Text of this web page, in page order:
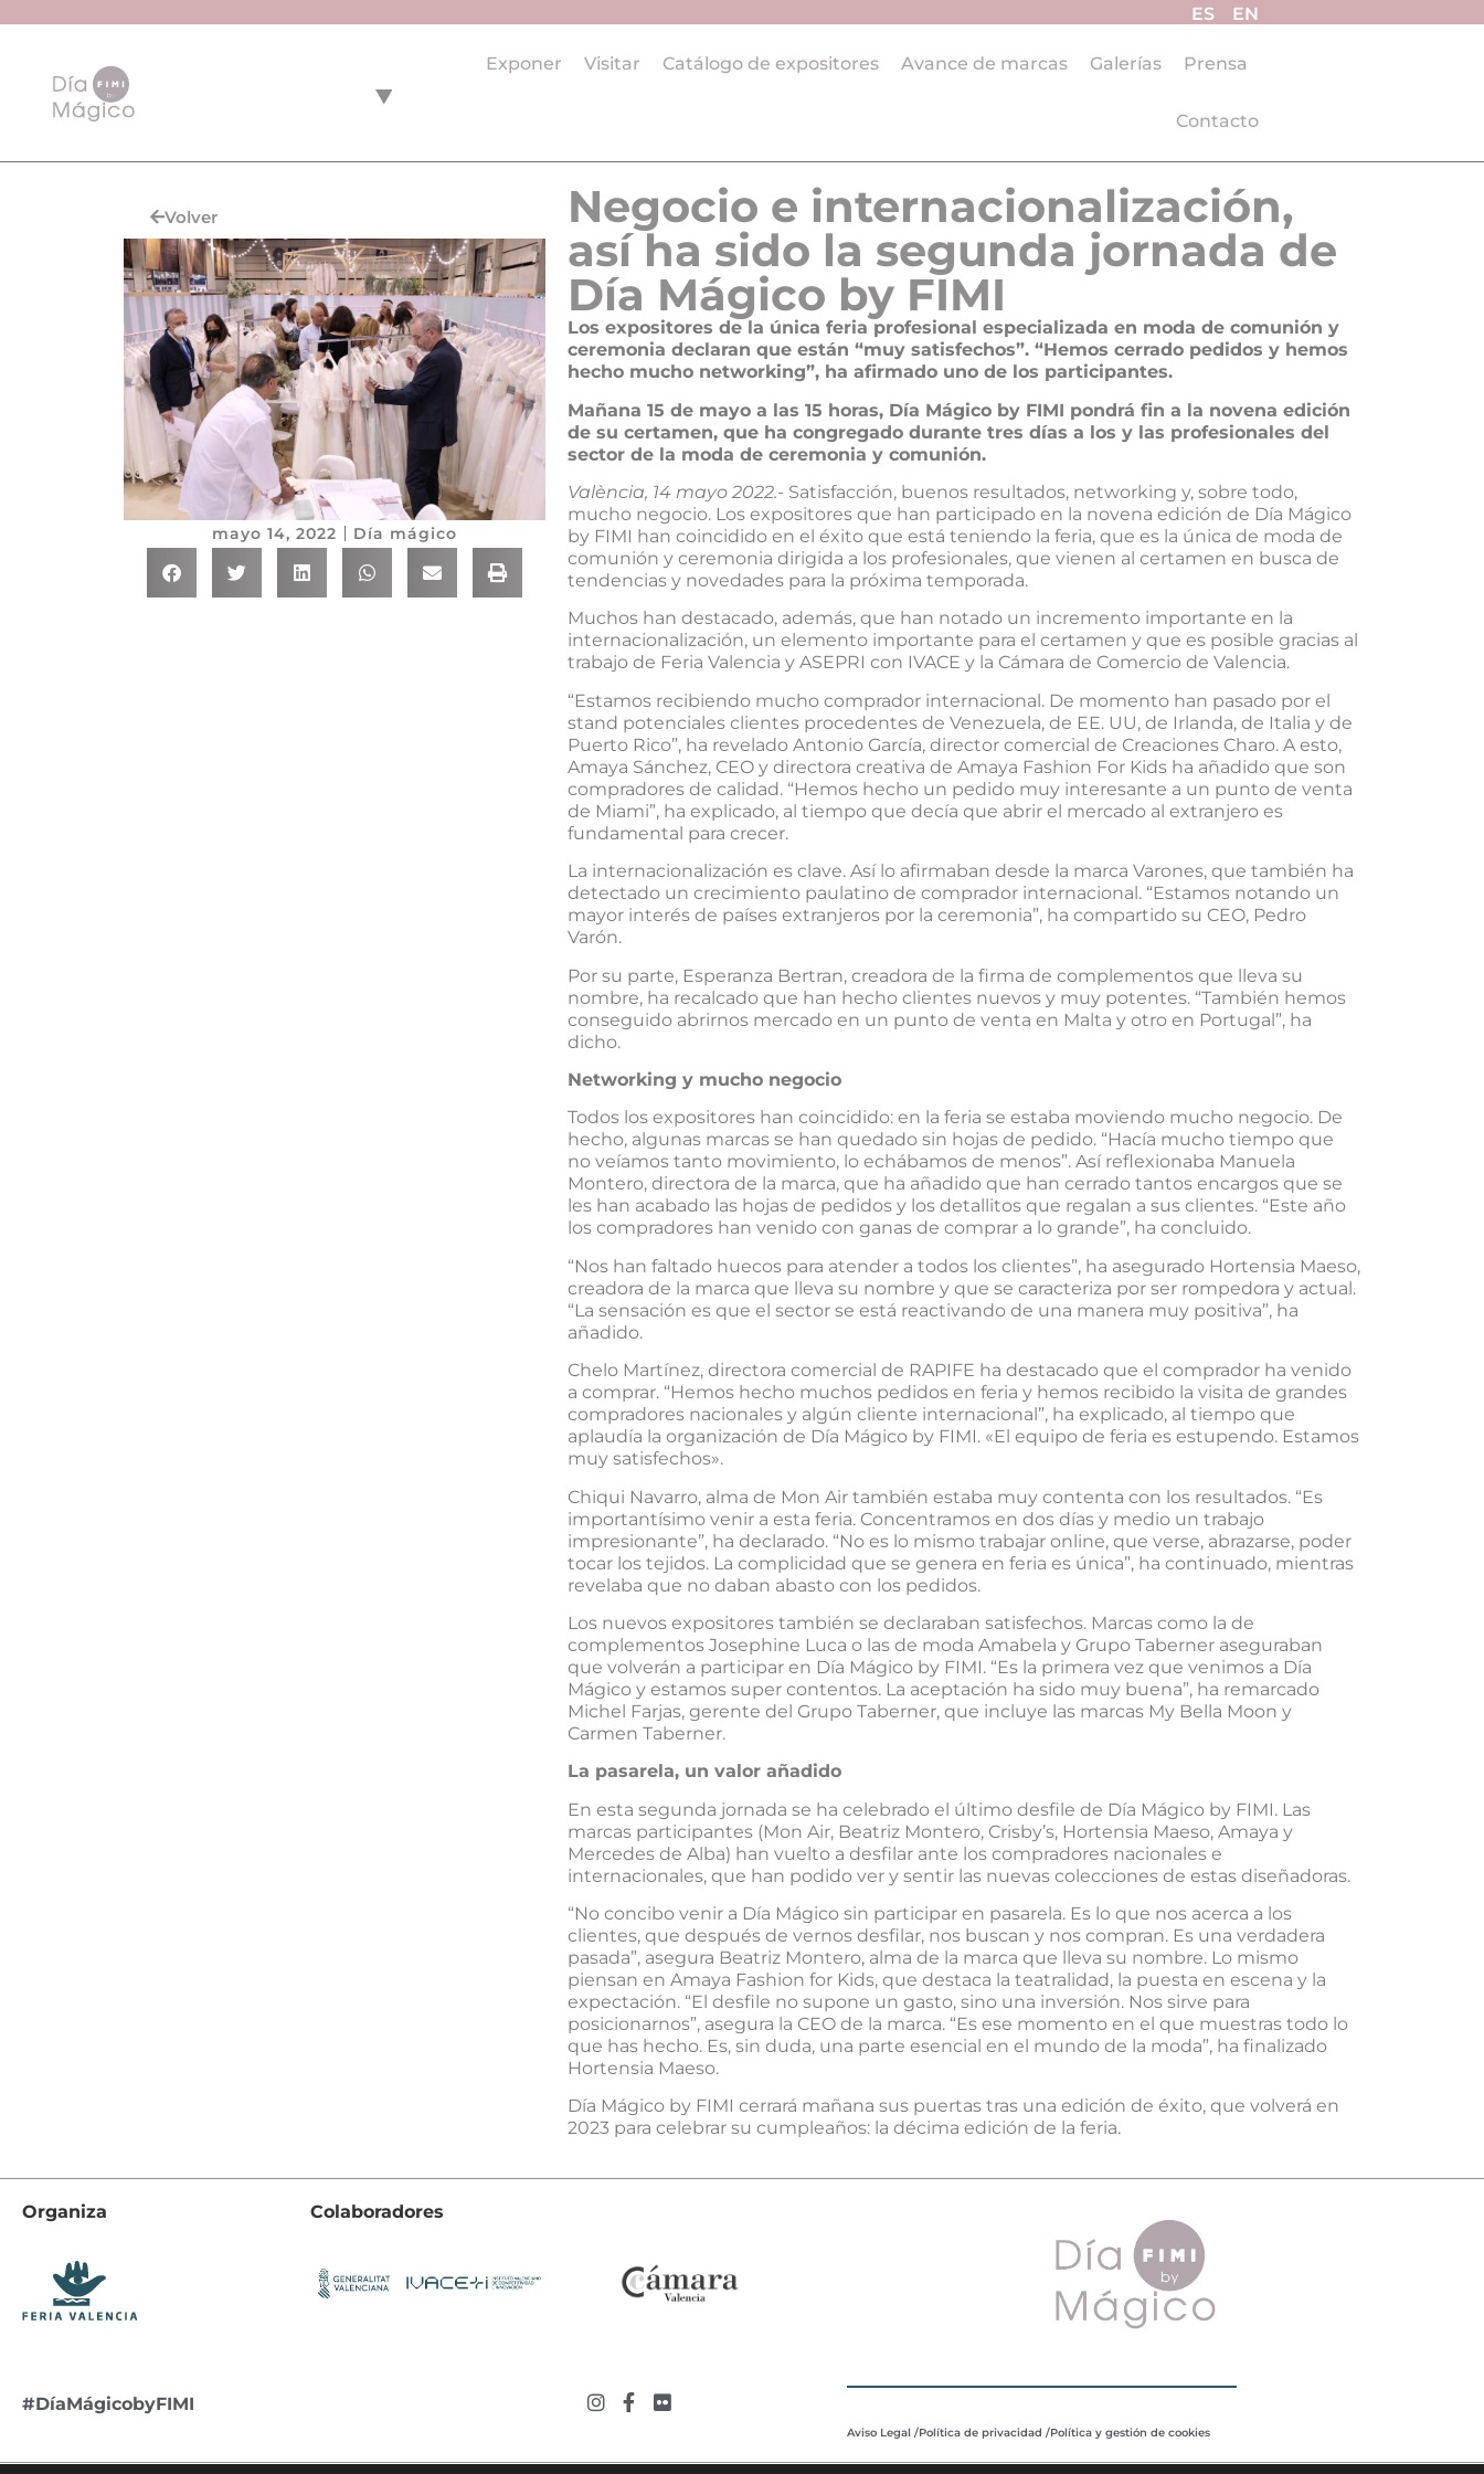
ES EN
Exponer Visitar Catálogo de expositores Avance de marcas Galerías Prensa
Contacto
Volver
mayo 14, 2022 Día mágico
Negocio e internacionalización,
así ha sido la segunda jornada de
Día Mágico by FIMI
Los expositores de la única feria profesional especializada en moda de comunión y
ceremonia declaran que están “muy satisfechos”. “Hemos cerrado pedidos y hemos
hecho mucho networking”, ha afirmado uno de los participantes.
Mañana 15 de mayo a las 15 horas, Día Mágico by FIMI pondrá fin a la novena edición
de su certamen, que ha congregado durante tres días a los y las profesionales del
sector de la moda de ceremonia y comunión.
València, 14 mayo 2022.- Satisfacción, buenos resultados, networking y, sobre todo,
mucho negocio. Los expositores que han participado en la novena edición de Día Mágico
by FIMI han coincidido en el éxito que está teniendo la feria, que es la única de moda de
comunión y ceremonia dirigida a los profesionales, que vienen al certamen en busca de
tendencias y novedades para la próxima temporada.
Muchos han destacado, además, que han notado un incremento importante en la
internacionalización, un elemento importante para el certamen y que es posible gracias al
trabajo de Feria Valencia y ASEPRI con IVACE y la Cámara de Comercio de Valencia.
“Estamos recibiendo mucho comprador internacional. De momento han pasado por el
stand potenciales clientes procedentes de Venezuela, de EE. UU, de Irlanda, de Italia y de
Puerto Rico”, ha revelado Antonio García, director comercial de Creaciones Charo. A esto,
Amaya Sánchez, CEO y directora creativa de Amaya Fashion For Kids ha añadido que son
compradores de calidad. “Hemos hecho un pedido muy interesante a un punto de venta
de Miami”, ha explicado, al tiempo que decía que abrir el mercado al extranjero es
fundamental para crecer.
La internacionalización es clave. Así lo afirmaban desde la marca Varones, que también ha
detectado un crecimiento paulatino de comprador internacional. “Estamos notando un
mayor interés de países extranjeros por la ceremonia”, ha compartido su CEO, Pedro
Varón.
Por su parte, Esperanza Bertran, creadora de la firma de complementos que lleva su
nombre, ha recalcado que han hecho clientes nuevos y muy potentes. “También hemos
conseguido abrirnos mercado en un punto de venta en Malta y otro en Portugal”, ha
dicho.
Networking y mucho negocio
Todos los expositores han coincidido: en la feria se estaba moviendo mucho negocio. De
hecho, algunas marcas se han quedado sin hojas de pedido. “Hacía mucho tiempo que
no veíamos tanto movimiento, lo echábamos de menos”. Así reflexionaba Manuela
Montero, directora de la marca, que ha añadido que han cerrado tantos encargos que se
les han acabado las hojas de pedidos y los detallitos que regalan a sus clientes. “Este año
los compradores han venido con ganas de comprar a lo grande”, ha concluido.
“Nos han faltado huecos para atender a todos los clientes”, ha asegurado Hortensia Maeso,
creadora de la marca que lleva su nombre y que se caracteriza por ser rompedora y actual.
“La sensación es que el sector se está reactivando de una manera muy positiva”, ha
añadido.
Chelo Martínez, directora comercial de RAPIFE ha destacado que el comprador ha venido
a comprar. “Hemos hecho muchos pedidos en feria y hemos recibido la visita de grandes
compradores nacionales y algún cliente internacional”, ha explicado, al tiempo que
aplaudía la organización de Día Mágico by FIMI. «El equipo de feria es estupendo. Estamos
muy satisfechos».
Chiqui Navarro, alma de Mon Air también estaba muy contenta con los resultados. “Es
importantísimo venir a esta feria. Concentramos en dos días y medio un trabajo
impresionante”, ha declarado. “No es lo mismo trabajar online, que verse, abrazarse, poder
tocar los tejidos. La complicidad que se genera en feria es única”, ha continuado, mientras
revelaba que no daban abasto con los pedidos.
Los nuevos expositores también se declaraban satisfechos. Marcas como la de
complementos Josephine Luca o las de moda Amabela y Grupo Taberner aseguraban
que volverán a participar en Día Mágico by FIMI. “Es la primera vez que venimos a Día
Mágico y estamos super contentos. La aceptación ha sido muy buena”, ha remarcado
Michel Farjas, gerente del Grupo Taberner, que incluye las marcas My Bella Moon y
Carmen Taberner.
La pasarela, un valor añadido
En esta segunda jornada se ha celebrado el último desfile de Día Mágico by FIMI. Las
marcas participantes (Mon Air, Beatriz Montero, Crisby’s, Hortensia Maeso, Amaya y
Mercedes de Alba) han vuelto a desfilar ante los compradores nacionales e
internacionales, que han podido ver y sentir las nuevas colecciones de estas diseñadoras.
“No concibo venir a Día Mágico sin participar en pasarela. Es lo que nos acerca a los
clientes, que después de vernos desfilar, nos buscan y nos compran. Es una verdadera
pasada”, asegura Beatriz Montero, alma de la marca que lleva su nombre. Lo mismo
piensan en Amaya Fashion for Kids, que destaca la teatralidad, la puesta en escena y la
expectación. “El desfile no supone un gasto, sino una inversión. Nos sirve para
posicionarnos”, asegura la CEO de la marca. “Es ese momento en el que muestras todo lo
que has hecho. Es, sin duda, una parte esencial en el mundo de la moda”, ha finalizado
Hortensia Maeso.
Día Mágico by FIMI cerrará mañana sus puertas tras una edición de éxito, que volverá en
2023 para celebrar su cumpleaños: la décima edición de la feria.
Organiza Colaboradores
#DíaMágicobyFIMI
Aviso Legal /Política de privacidad /Política y gestión de cookies